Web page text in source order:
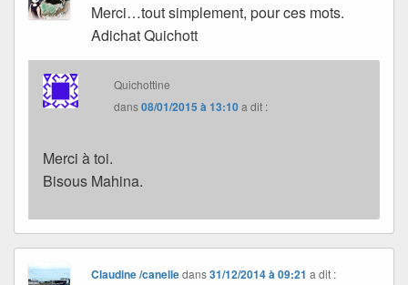
Merci…tout simplement, pour ces mots.
Adichat Quichott
Quichottine
dans08/01/2015 à 13:10a dit :
Merci à toi.
Bisous Mahina.
Claudine /canelledans31/12/2014 à 09:21 a dit :